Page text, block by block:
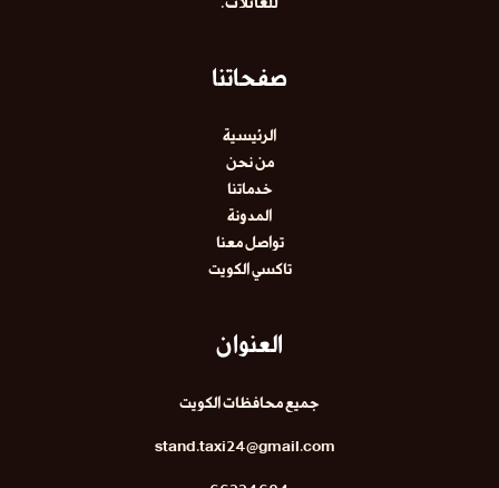
صفحاتنا
الرئيسية
من نحن
خدماتنا
المدونة
تواصل معنا
تاكسي الكويت
العنوان
جميع محافظات الكويت
stand.taxi24@gmail.com